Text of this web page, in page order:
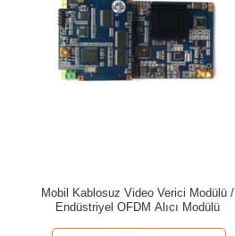
Mobil Kablosuz Video Verici Modülü /
Endüstriyel OFDM Alıcı Modülü